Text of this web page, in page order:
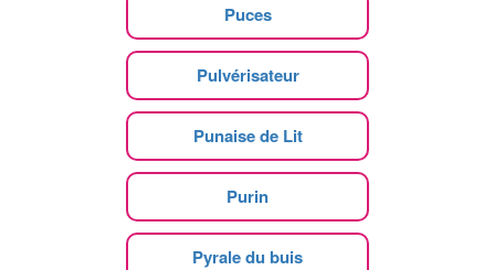
Puces
Pulvérisateur
Punaise de Lit
Purin
Pyrale du buis